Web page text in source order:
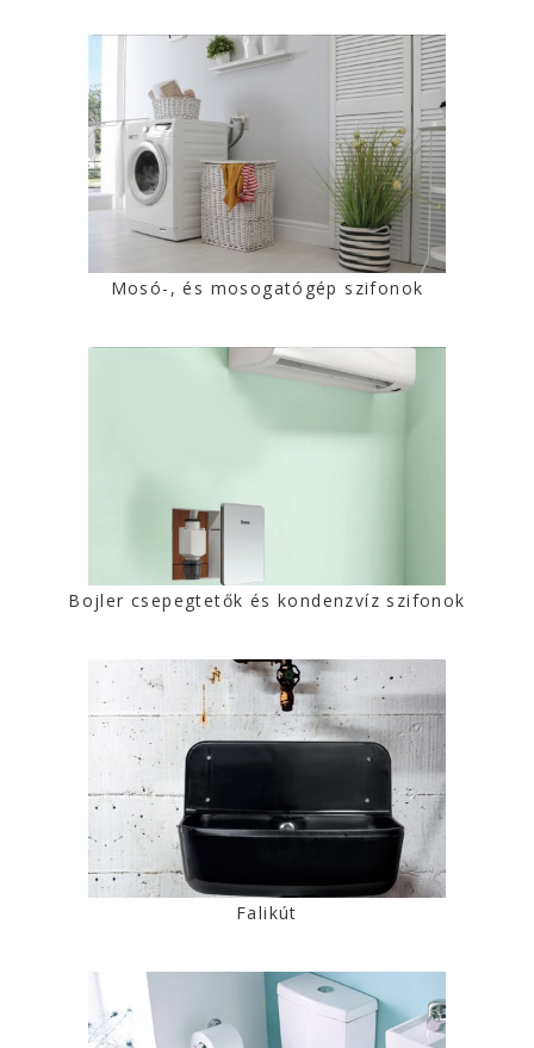
Mosó-, és mosogatógép szifonok
Bojler csepegtetők és kondenzvíz szifonok
Falikút